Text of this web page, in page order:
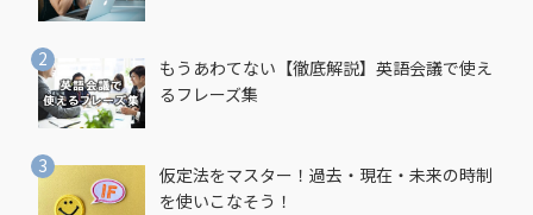
もうあわてない【徹底解説】英語会議で使え
るフレーズ集
仮定法をマスター！過去・現在・未来の時制
を使いこなそう！